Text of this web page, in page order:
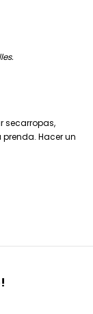
secarropas,
Hacer un